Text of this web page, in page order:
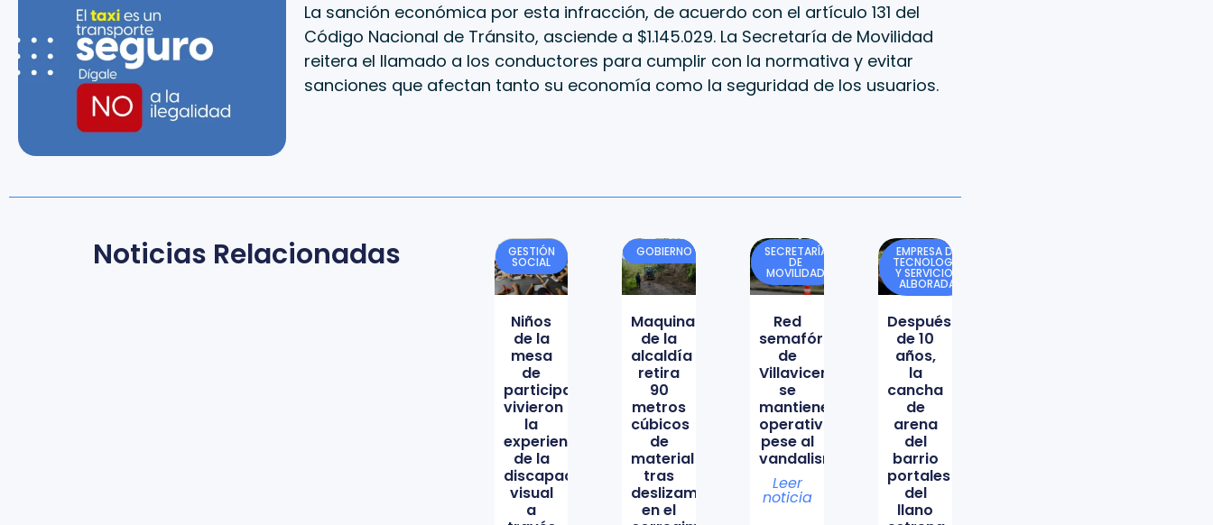
La sanción económica por esta infracción, de acuerdo con el artículo 131 del
Código Nacional de Tránsito, asciende a $1.145.029. La Secretaría de Movilidad
reitera el llamado a los conductores para cumplir con la normativa y evitar
sanciones que afectan tanto su economía como la seguridad de los usuarios.
Noticias Relacionadas GESTIÓN
SOCIAL
Niños
de la
mesa
de
participación
vivieron
la
experiencia
de la
discapacidad
visual
a
GOBIERNO
Maquinaria
de la
alcaldía
retira
90
metros
cúbicos
de
material
tras
deslizamiento
en el
SECRETARÍA
DE
MOVILIDAD
Red
semafórica
de
Villavicencio
se
mantiene
operativa
pese al
vandalismo
Leer
noticia
EMPRESA DE
TECNOLOGÍA
Y SERVICIOS
ALBORADA
Después
de 10
años,
la
cancha
de
arena
del
barrio
portales
del
llano